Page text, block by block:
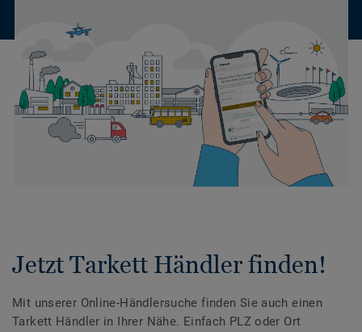
Jetzt Tarkett Händler finden!
Mit unserer Online-Händlersuche finden Sie auch einen
Tarkett Händler in Ihrer Nähe. Einfach PLZ oder Ort